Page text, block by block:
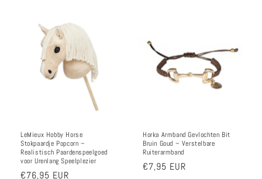
LeMieux Hobby Horse
Stokpaardje Popcorn –
Realistisch Paardenspeelgoed
voor Urenlang Speelplezier
Normale
€76,95 EUR
Horka Armband Gevlochten Bit
Bruin Goud – Verstelbare
Ruiterarmband
Normale
€7,95 EUR